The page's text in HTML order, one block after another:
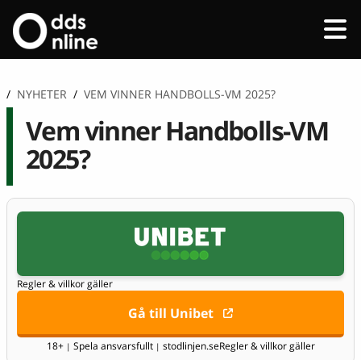
/ NYHETER / VEM VINNER HANDBOLLS-VM 2025?
Vem vinner Handbolls-VM
2025?
Regler & villkor gäller
Gå till Unibet
18+ | Spela ansvarsfullt | stodlinjen.seRegler & villkor gäller